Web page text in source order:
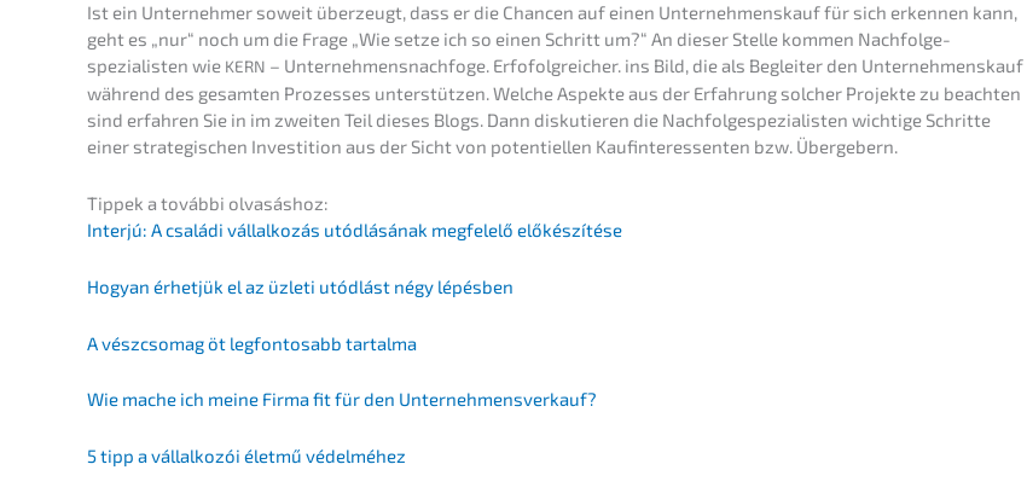
Ist ein Unter­neh­mer soweit überzeugt, dass er die Chancen auf einen Unter­nehmens­kauf für sich erken­nen kann,
geht es „nur“ noch um die Frage „Wie setze ich so einen Schritt um?“ An dieser Stelle kommen Nachfolge­
spezialisten wie KERN – Unter­neh­mens­nach­fo­ge. Erfofolg­rei­cher. ins Bild, die als Beglei­ter den Unter­nehmens­kauf
während des gesam­ten Prozes­ses unter­stüt­zen. Welche Aspek­te aus der Erfah­rung solcher Projek­te zu beach­ten
sind erfah­ren Sie in im zweiten Teil dieses Blogs. Dann disku­tie­ren die Nachfolge­spezialisten wichti­ge Schrit­te
einer strate­gi­schen Inves­ti­ti­on aus der Sicht von poten­ti­el­len Kaufin­ter­es­sen­ten bzw. Übergebern.
Tippek a továb­bi olvasáshoz:
Inter­jú: A csalá­di vállal­ko­zás utódlá­sá­nak megfelelő előkészítése
Hogyan érhet­jük el az üzleti utódlást négy lépésben
A vészc­so­mag öt legfon­tosabb tartalma
Wie mache ich meine Firma fit für den Unternehmensverkauf?
5 tipp a vállal­ko­zói életmű védelméhez